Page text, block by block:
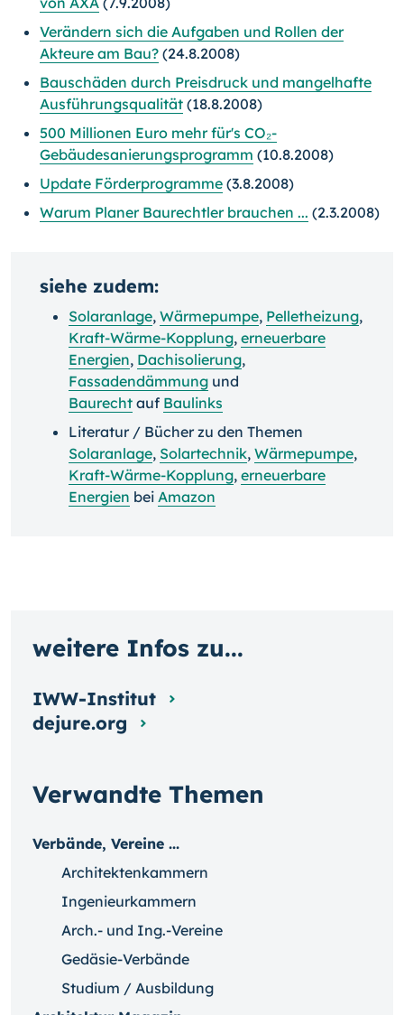
Verändern sich die Aufgaben und Rollen der
Akteure am Bau? (24.8.2008)
Bauschäden durch Preisdruck und mangelhafte
Ausführungsqualität (18.8.2008)
500 Millionen Euro mehr für's CO₂-
Gebäudesanierungsprogramm (10.8.2008)
Update Förderprogramme (3.8.2008)
Warum Planer Baurechtler brauchen ... (2.3.2008)
siehe zudem:
Solaranlage, Wärmepumpe, Pelletheizung,
Kraft-Wärme-Kopplung, erneuerbare
Energien, Dachisolierung,
Fassadendämmung und
Baurecht auf Baulinks
Literatur / Bücher zu den Themen
Solaranlage, Solartechnik, Wärmepumpe,
Kraft-Wärme-Kopplung, erneuerbare
Energien bei Amazon
Verwandte Themen
Verbände, Vereine ...
Architektenkammern
Ingenieurkammern
Arch.- und Ing.-Vereine
Gedäsie-Verbände
Studium / Ausbildung
weitere Infos zu...
IWW-Institut
dejure.org